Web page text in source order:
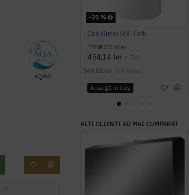
AQAS
-21 %
Cos Gunoi 50L Tork
PRP 575,00 lei
454,14 lei + TVA
549,51 lei TVA inclus
Adaugă în Coş
ALTI CLIENTI AU MAI CUMPARAT